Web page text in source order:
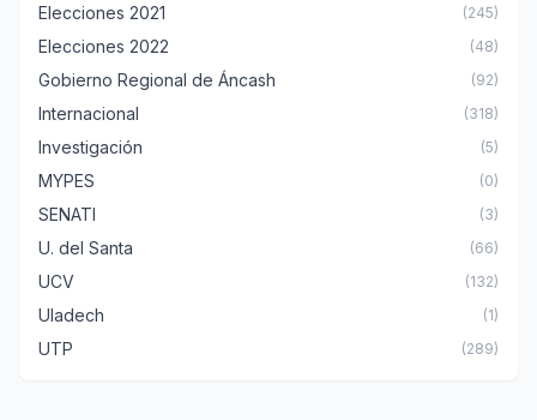
Elecciones 2021 (245)
Elecciones 2022 (48)
Gobierno Regional de Áncash (92)
Internacional (318)
Investigación (5)
MYPES (0)
SENATI (3)
U. del Santa (66)
UCV (132)
Uladech (1)
UTP (289)